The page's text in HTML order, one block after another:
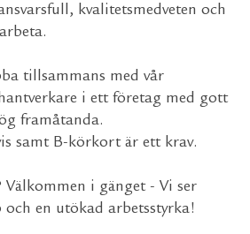
kvalitetsmedveten och
tillsammans med vår
i ett företag med gott
framåtanda.
samt B-körkort är ett krav.
i gänget - Vi ser
en utökad arbetsstyrka!